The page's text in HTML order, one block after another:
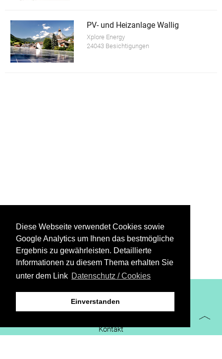
Diese Webseite verwendet Cookies sowie
Google Analytics um Ihnen das bestmögliche
Ergebnis zu gewährleisten. Detaillierte
Informationen zu diesem Thema erhalten Sie
unter dem Link Datenschutz / Cookies
Einverstanden
PV- und Heizanlage Wallig
Xplore Energy
24043 Besichtigungen
XiBIT Infoguide 2021
Kontakt